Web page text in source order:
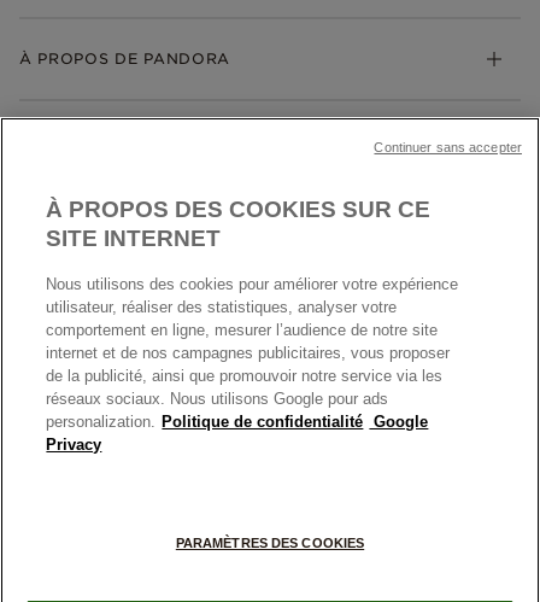
Trouver une boutique
Échanges et retours
Garantie
Nous contacter
*Conditions des offres en cours
Gravure
Nettoyage & Entretien
Conditions générales de My Pandora
À PROPOS DE PANDORA
Politique de confidentialité
Protection des données
Conditions générales de vente
Conditions générales de vente Click & Collect
Plateforme ODR
FRANCE France
© TOUS DROITS RESERVES. 2026 Pandora
À PROPOS DES COOKIES SUR CE
SITE INTERNET
Nous utilisons des cookies pour améliorer votre expérience
utilisateur, réaliser des statistiques, analyser votre
comportement en ligne, mesurer l’audience de notre site
internet et de nos campagnes publicitaires, vous proposer
de la publicité, ainsi que promouvoir notre service via les
réseaux sociaux. Nous utilisons Google pour ads
personalization. Politique de confidentialité Google
Privacy
PARAMÈTRES DES COOKIES
Continuer sans accepter